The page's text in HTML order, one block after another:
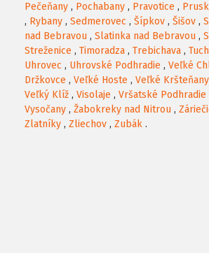
Pečeňany , Pochabany , Pravotice ,
, Rybany , Sedmerovec , Šípkov , Šišov ,
nad Bebravou , Slatinka nad Bebravou ,
Streženice , Timoradza , Trebichava ,
Uhrovec , Uhrovské Podhradie , Veľké
Držkovce , Veľké Hoste , Veľké Kršteňany
Veľký Klíž , Visolaje , Vršatské Podhradie
Vysočany , Žabokreky nad Nitrou ,
Zlatníky , Zliechov , Zubák .